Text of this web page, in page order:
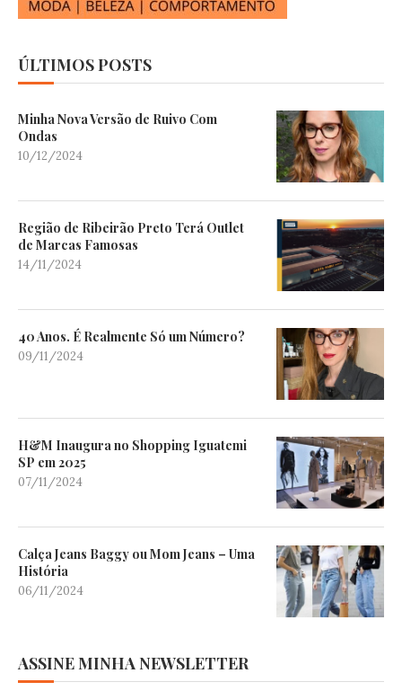
ÚLTIMOS POSTS
Minha Nova Versão de Ruivo Com
Ondas
10/12/2024
Região de Ribeirão Preto Terá Outlet
de Marcas Famosas
14/11/2024
40 Anos. É Realmente Só um Número?
09/11/2024
H&M Inaugura no Shopping Iguatemi
SP em 2025
07/11/2024
Calça Jeans Baggy ou Mom Jeans – Uma
História
06/11/2024
ASSINE MINHA NEWSLETTER